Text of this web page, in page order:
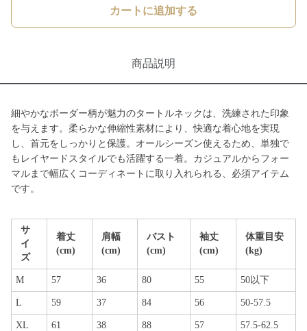
カートに追加する
商品説明
細やかなボーダー柄が魅力のタートルネックは、洗練された印象
を与えます。柔らかな伸縮性素材により、快適な着心地を実現
し、首元をしっかりと保護。オールシーズン使えるため、単独で
もレイヤードスタイルでも活躍する一着。カジュアルからフォー
マルまで幅広くコーディネートに取り入れられる、必須アイテム
です。
サ
イ
ズ
着丈
(cm)
肩幅
(cm)
バスト
(cm)
袖丈
(cm)
体重目安
(kg)
M 57 36 80 55 50以下
L 59 37 84 56 50-57.5
XL 61 38 88 57 57.5-62.5